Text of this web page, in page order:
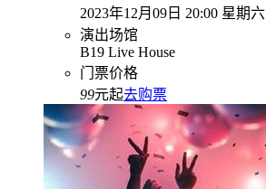
2023年12月09日 20:00 星期六
演出场馆
B19 Live House
门票价格
99元起去购票